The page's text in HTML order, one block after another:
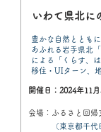
いわて県北に
豊かな自然ととも
あふれる岩手県北
による「くらす、
移住・UIターン、
開催日：2024年11月
会場：ふるさと回
（東京都千代田